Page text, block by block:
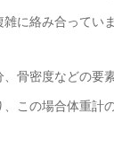
に絡み合っていま
骨密度などの要
この場合体重計